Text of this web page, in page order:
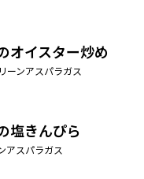
オイスター炒め
ーンアスパラガス
塩きんぴら
アスパラガス